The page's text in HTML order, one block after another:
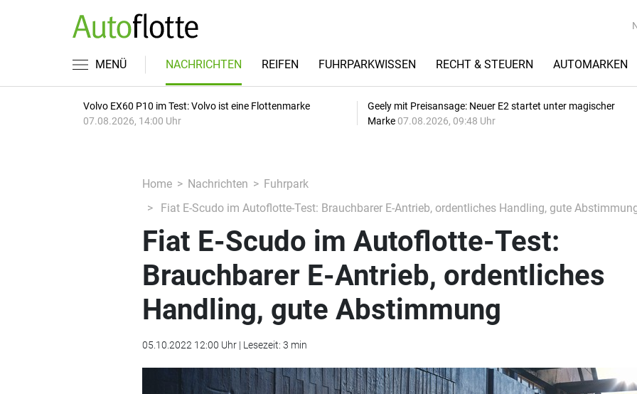
MENÜ NACHRICHTEN REIFEN FUHRPARKWISSEN RECHT & STEUERN AUTOMARKEN
Volvo EX60 P10 im Test: Volvo ist eine Flottenmarke
07.08.2026, 14:00 Uhr
Geely mit Preisansage: Neuer E2 startet unter magischer
Marke 07.08.2026, 09:48 Uhr
Home Nachrichten
Fuhrpark
Fiat E-Scudo im Autoflotte-Test: Brauchbarer E-Antrieb, ordentliches Handling, gute
Fiat E-Scudo im Autoflotte-Test:
Brauchbarer E-Antrieb, ordentliches
Handling, gute Abstimmung
05.10.2022 12:00 Uhr | Lesezeit: 3 min